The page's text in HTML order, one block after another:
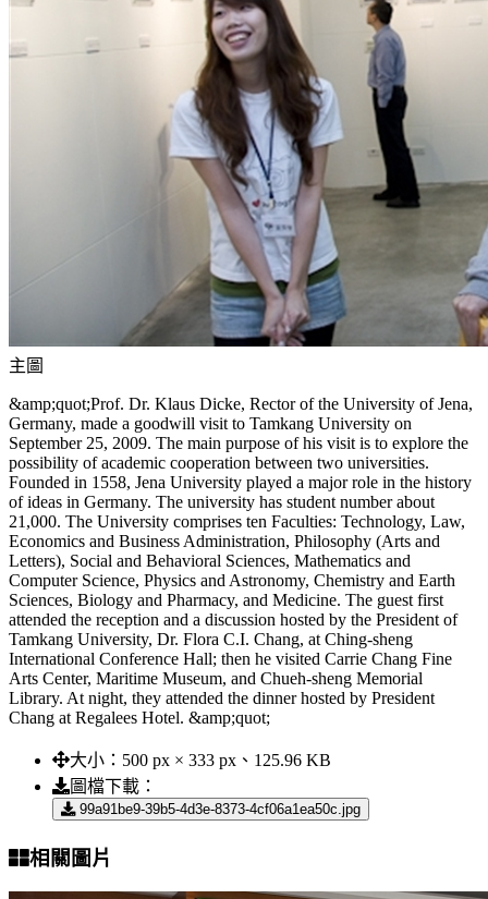
主圖
&amp;quot;Prof. Dr. Klaus Dicke, Rector of the University of Jena,
Germany, made a goodwill visit to Tamkang University on
September 25, 2009. The main purpose of his visit is to explore the
possibility of academic cooperation between two universities.
Founded in 1558, Jena University played a major role in the history
of ideas in Germany. The university has student number about
21,000. The University comprises ten Faculties: Technology, Law,
Economics and Business Administration, Philosophy (Arts and
Letters), Social and Behavioral Sciences, Mathematics and
Computer Science, Physics and Astronomy, Chemistry and Earth
Sciences, Biology and Pharmacy, and Medicine. The guest first
attended the reception and a discussion hosted by the President of
Tamkang University, Dr. Flora C.I. Chang, at Ching-sheng
International Conference Hall; then he visited Carrie Chang Fine
Arts Center, Maritime Museum, and Chueh-sheng Memorial
Library. At night, they attended the dinner hosted by President
Chang at Regalees Hotel. &amp;quot;
大小： 500 px × 333 px、125.96 KB
圖檔下載：
99a91be9-39b5-4d3e-8373-4cf06a1ea50c.jpg
相關圖片